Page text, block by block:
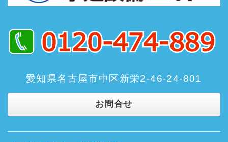
愛知県名古屋市中区新栄2-46-24-801
お問合せ